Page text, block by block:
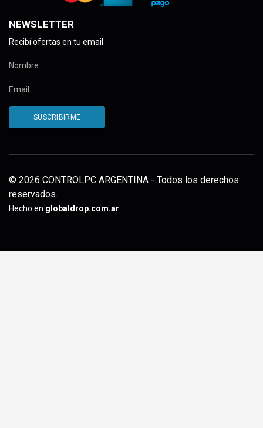
NEWSLETTER
Recibí ofertas en tu email
© 2026 CONTROLPC ARGENTINA - Todos los derechos
reservados.
Hecho en globaldrop.com.ar